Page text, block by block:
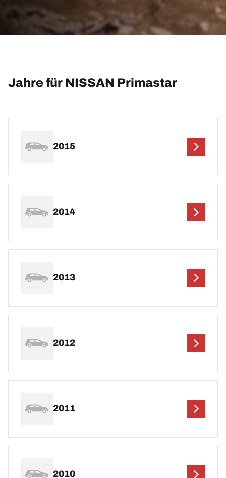
Jahre für NISSAN Primastar
2015
2014
2013
2012
2011
2010